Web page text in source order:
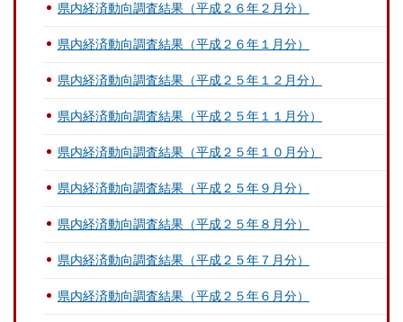
県内経済動向調査結果（平成２６年２月分）
県内経済動向調査結果（平成２６年１月分）
県内経済動向調査結果（平成２５年１２月分）
県内経済動向調査結果（平成２５年１１月分）
県内経済動向調査結果（平成２５年１０月分）
県内経済動向調査結果（平成２５年９月分）
県内経済動向調査結果（平成２５年８月分）
県内経済動向調査結果（平成２５年７月分）
県内経済動向調査結果（平成２５年６月分）